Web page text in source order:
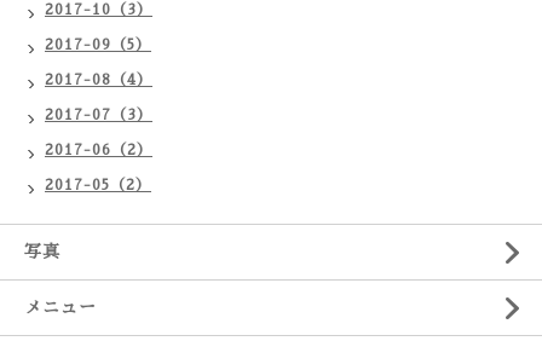
2017-10（3）
2017-09（5）
2017-08（4）
2017-07（3）
2017-06（2）
2017-05（2）
写真
メニュー